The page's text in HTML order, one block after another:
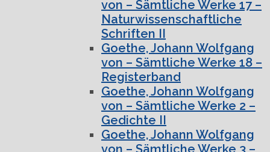
von – Sämtliche Werke 17 –
Naturwissenschaftliche
Schriften II
Goethe, Johann Wolfgang
von – Sämtliche Werke 18 –
Registerband
Goethe, Johann Wolfgang
von – Sämtliche Werke 2 –
Gedichte II
Goethe, Johann Wolfgang
von – Sämtliche Werke 3 –